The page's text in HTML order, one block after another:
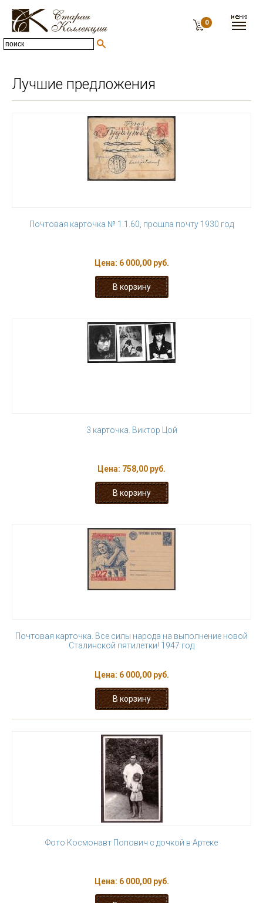
0
Лучшие предложения
Почтовая карточка № 1.1.60, прошла почту 1930 год
Цена: 6 000,00 руб.
3 карточка. Виктор Цой
Цена: 758,00 руб.
Почтовая карточка. Все силы народа на выполнение новой
Сталинской пятилетки! 1947 год
Цена: 6 000,00 руб.
Фото Космонавт Попович с дочкой в Артеке
Цена: 6 000,00 руб.